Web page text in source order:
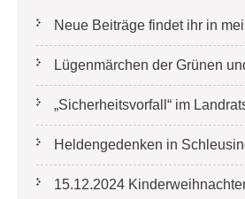
Neue Beiträge findet ihr in
Lügenmärchen der Grünen
„Sicherheitsvorfall“ im
Heldengedenken in
15.12.2024